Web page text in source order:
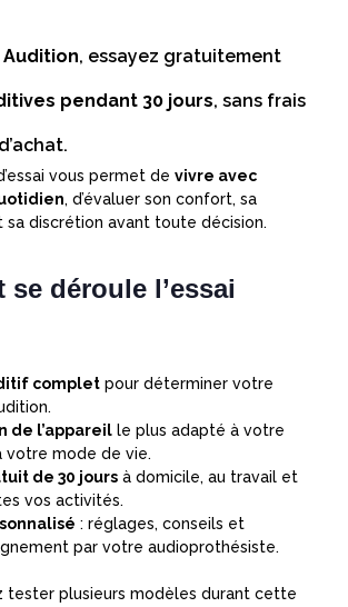
, essayez gratuitement
pendant 30 jours, sans frais
vous permet de vivre avec
, d’évaluer son confort, sa
discrétion avant toute décision.
se déroule l’essai
complet pour déterminer votre
de l’appareil le plus adapté à votre
votre mode de vie.
de 30 jours à domicile, au travail et
vos activités.
: réglages, conseils et
par votre audioprothésiste.
tester plusieurs modèles durant cette